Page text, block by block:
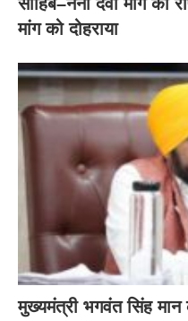
मांग को दोहराया
मुख्यमंत्री भगवंत सिंह मान